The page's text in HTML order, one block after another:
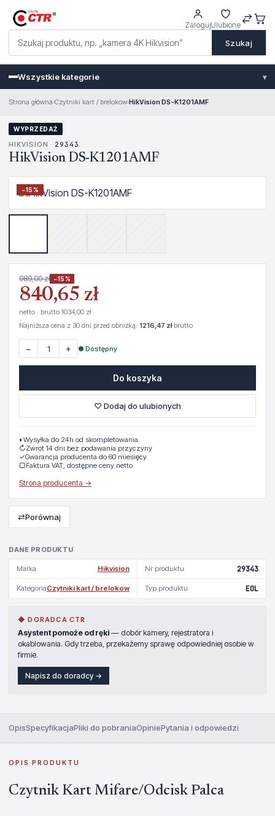
Szukaj
ZalogujUlubione
Wszystkie kategorie ▾
Strona główna›Czytniki kart / brelokow›HikVision DS-K1201AMF
WYPRZEDAŻ
HIKVISION · 29343
HikVision DS-K1201AMF
−15%
DANE PRODUKTU
Marka Hikvision Nr produktu 29343
KategoriaCzytniki kart / brelokow Typ produktu EOL
◆ DORADCA CTR
Asystent pomoże od ręki — dobór kamery, rejestratora i
okablowania. Gdy trzeba, przekażemy sprawę odpowiedniej osobie w
firmie.
Napisz do doradcy →
989,00 zł −15%
840,65 zł
netto · brutto 1034,00 zł
Najniższa cena z 30 dni przed obniżką: 1216,47 złbrutto
− + ● Dostępny
Do koszyka
♡ Dodaj do ulubionych
◐ Wysyłka do 24h od skompletowania.
↻Zwrot 14 dni bez podawania przyczyny
✓Gwarancja producenta do 60 miesięcy
▢Faktura VAT, dostępne ceny netto
Strona producenta →
⇄Porównaj
OpisSpecyfikacjaPliki do pobraniaOpiniePytania i odpowiedzi
OPIS PRODUKTU
Czytnik Kart Mifare/Odcisk Palca